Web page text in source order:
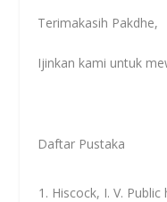
Terimakasih Pakdhe,
Ijinkan kami untuk
Daftar Pustaka
Hiscock, I. V.